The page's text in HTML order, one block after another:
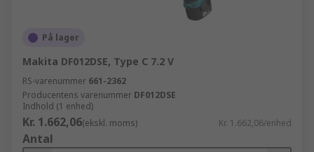
På lager
Makita DF012DSE, Type C 7.2 V
RS-varenummer 661-2362
Producentens varenummer DF012DSE
Indhold (1 enhed)
Kr. 1.662,06(ekskl. moms) Kr. 1.662,06/enhed
Antal